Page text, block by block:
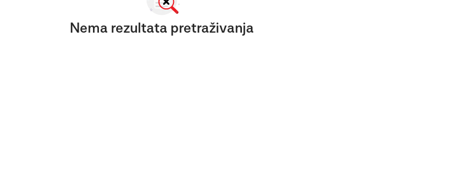
Nema rezultata pretraživanja